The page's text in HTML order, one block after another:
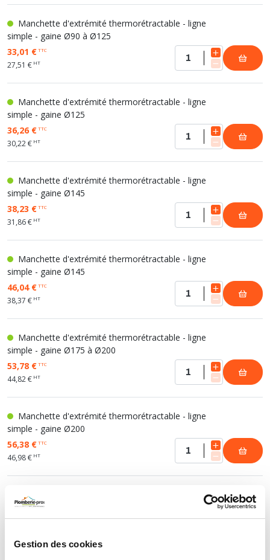
Gestion des cookies
Manchette d'extrémité thermorétractable - ligne
simple - gaine Ø90 à Ø125
33,01 €TTC
27,51 € HT
Manchette d'extrémité thermorétractable - ligne
simple - gaine Ø125
36,26 €TTC
30,22 € HT
Manchette d'extrémité thermorétractable - ligne
simple - gaine Ø145
38,23 €TTC
31,86 € HT
Manchette d'extrémité thermorétractable - ligne
simple - gaine Ø145
46,04 €TTC
38,37 € HT
Manchette d'extrémité thermorétractable - ligne
simple - gaine Ø175 à Ø200
53,78 €TTC
44,82 € HT
Manchette d'extrémité thermorétractable - ligne
simple - gaine Ø200
56,38 €TTC
46,98 € HT
Manchette d'extrémité thermorétractable - ligne
simple - gaine Ø250
101,72 €TTC